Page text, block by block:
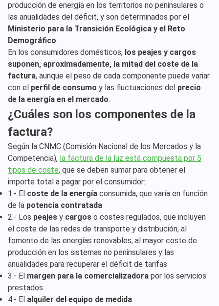
producción de energía en los territorios no peninsulares o
las anualidades del déficit, y son determinados por el
Ministerio para la Transición Ecológica y el Reto
Demográfico.
En los consumidores domésticos, los peajes y cargos
suponen, aproximadamente, la mitad del coste de la
factura, aunque el peso de cada componente puede variar
con el perfil de consumo y las fluctuaciones del precio
de la energía en el mercado.
¿Cuáles son los componentes de la
factura?
Según la CNMC (Comisión Nacional de los Mercados y la
Competencia), la factura de la luz está compuesta por 5
tipos de coste, que se deben sumar para obtener el
importe total a pagar por el consumidor:
1.- El coste de la energía consumida, que varía en función
de la potencia contratada
2.- Los peajes y cargos o costes regulados, que incluyen
el coste de las redes de transporte y distribución, al
fomento de las energías renovables, al mayor coste de
producción en los sistemas no peninsulares y las
anualidades para recuperar el déficit de tarifas
3.- El margen para la comercializadora por los servicios
prestados
4.- El alquiler del equipo de medida